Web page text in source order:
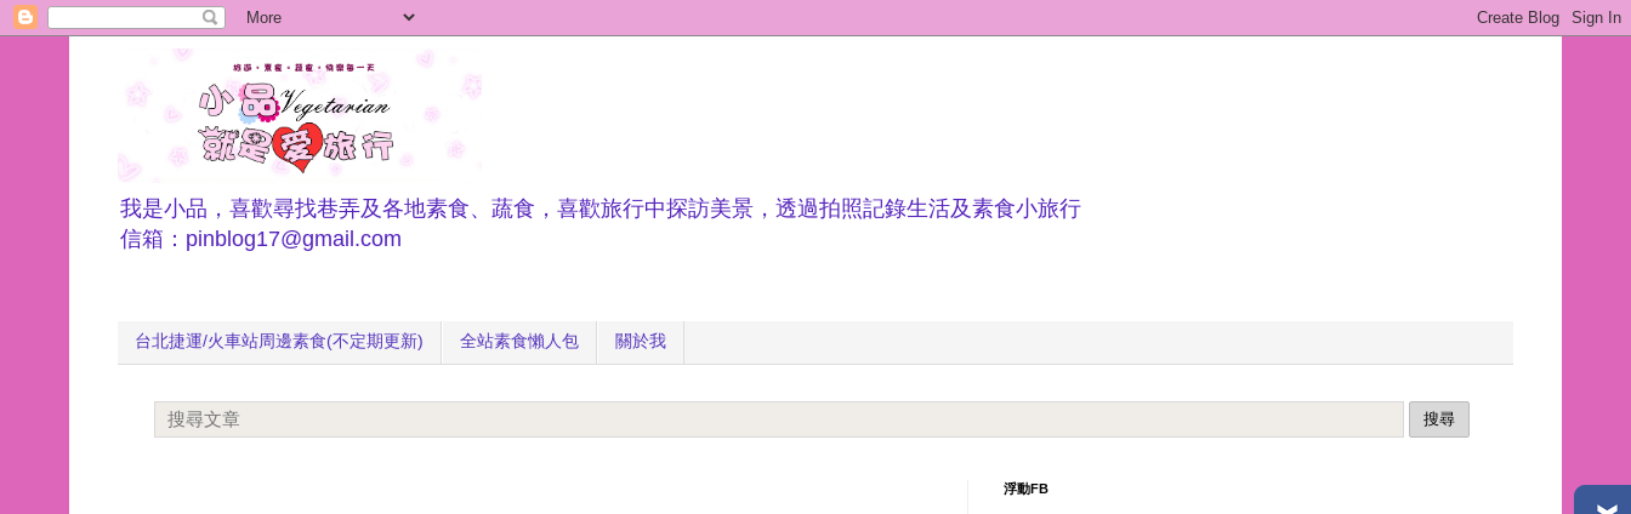
我是小品，喜歡尋找巷弄及各地素食、蔬食，喜歡旅行中探訪美景，透過拍照記錄生活及素食小旅行
信箱：pinblog17@gmail.com
台北捷運/火車站周邊素食(不定期更新) 全站素食懶人包 關於我
浮動FB